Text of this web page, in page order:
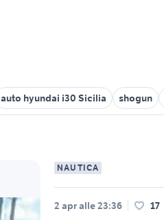
auto hyundai i30 Sicilia shogun
NAUTICA
2 apr alle 23:36 17